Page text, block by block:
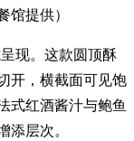
馆提供）
现。这款圆顶酥
开，横截面可见饱
式红酒酱汁与鲍鱼
添层次。